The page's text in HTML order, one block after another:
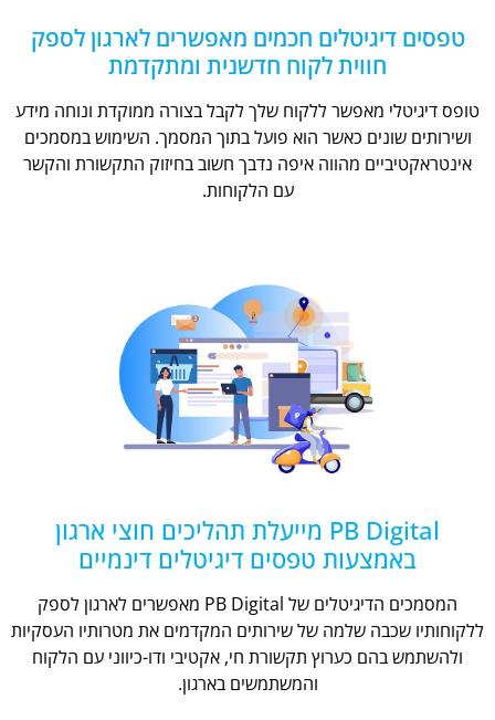
טפסים דיגיטלים חכמים מאפשרים לארגון לספק
חווית לקוח חדשנית ומתקדמת
טופס דיגיטלי מאפשר ללקוח שלך לקבל בצורה ממוקדת ונוחה מידע
ושירותים שונים כאשר הוא פועל בתוך המסמך. השימוש במסמכים
אינטראקטיביים מהווה איפה נדבך חשוב בחיזוק התקשורת והקשר
עם הלקוחות.
PB Digital מייעלת תהליכים חוצי ארגון
באמצעות טפסים דיגיטלים דינמיים
המסמכים הדיגיטלים של PB Digital מאפשרים לארגון לספק
ללקוחותיו שכבה שלמה של שירותים המקדמים את מטרותיו העסקיות
ולהשתמש בהם כערוץ תקשורת חי, אקטיבי ודו-כיווני עם הלקוח
והמשתמשים בארגון.